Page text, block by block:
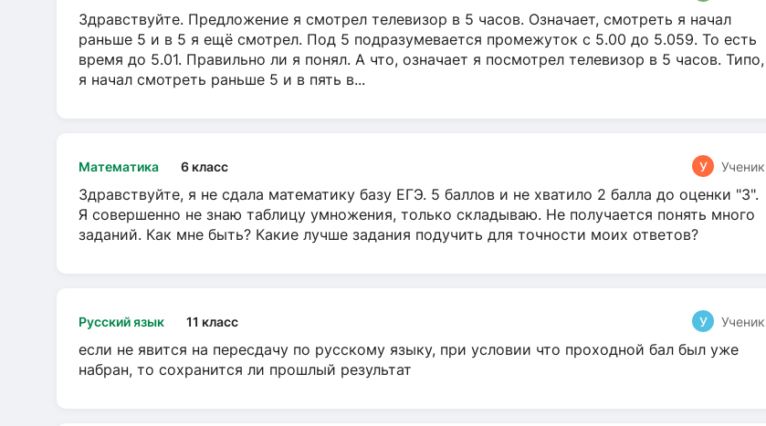
Здравствуйте. Предложение я смотрел телевизор в 5 часов. Означает, смотреть я начал
раньше 5 и в 5 я ещё смотрел. Под 5 подразумевается промежуток с 5.00 до 5.059. То есть
время до 5.01. Правильно ли я понял. А что, означает я посмотрел телевизор в 5 часов. Типо,
я начал смотреть раньше 5 и в пять в...
Математика 6 класс У Ученик
Здравствуйте, я не сдала математику базу ЕГЭ. 5 баллов и не хватило 2 балла до оценки "3".
Я совершенно не знаю таблицу умножения, только складываю. Не получается понять много
заданий. Как мне быть? Какие лучше задания подучить для точности моих ответов?
Русский язык 11 класс У Ученик
если не явится на пересдачу по русскому языку, при условии что проходной бал был уже
набран, то сохранится ли прошлый результат